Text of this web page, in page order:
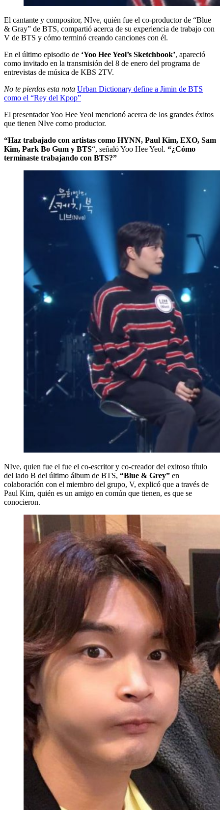
El cantante y compositor, NIve, quién fue el co-productor de “Blue
& Gray” de BTS, compartió acerca de su experiencia de trabajo con
V de BTS y cómo terminó creando canciones con él.
En el último episodio de ‘Yoo Hee Yeol’s Sketchbook’, apareció
como invitado en la transmisión del 8 de enero del programa de
entrevistas de música de KBS 2TV.
No te pierdas esta nota Urban Dictionary define a Jimin de BTS
como el “Rey del Kpop”
El presentador Yoo Hee Yeol mencionó acerca de los grandes éxitos
que tienen NIve como productor.
“Haz trabajado con artistas como HYNN, Paul Kim, EXO, Sam
Kim, Park Bo Gum y BTS“, señaló Yoo Hee Yeol. “¿Cómo
terminaste trabajando con BTS?”
NIve, quien fue el fue el co-escritor y co-creador del exitoso título
del lado B del último álbum de BTS, “Blue & Grey” en
colaboración con el miembro del grupo, V, explicó que a través de
Paul Kim, quién es un amigo en común que tienen, es que se
conocieron.